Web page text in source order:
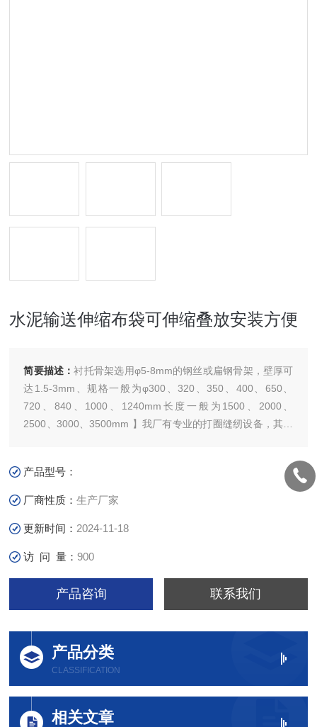
水泥输送伸缩布袋可伸缩叠放安装方便
简要描述：衬托骨架选用φ5-8mm的钢丝或扁钢骨架，壁厚可
达1.5-3mm、规格一般为φ300、320、350、400、650、
720、840、1000、1240mm长度一般为1500、2000、
2500、3000、3500mm 】我厂有专业的打圈缝纫设备，其做
产品型号：
厂商性质：生产厂家
更新时间： 2024-11-18
访 问 量：900
产品咨询 联系我们
产品分类
CLASSIFICATION
相关文章